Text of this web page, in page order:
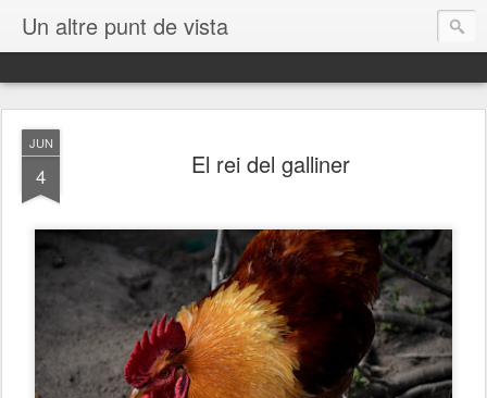
Un altre punt de vista
JUN
4 El rei del galliner